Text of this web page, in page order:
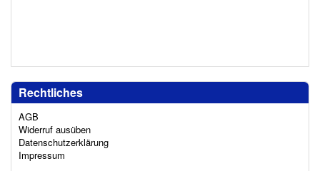
Rechtliches
AGB
Widerruf ausüben
Datenschutzerklärung
Impressum